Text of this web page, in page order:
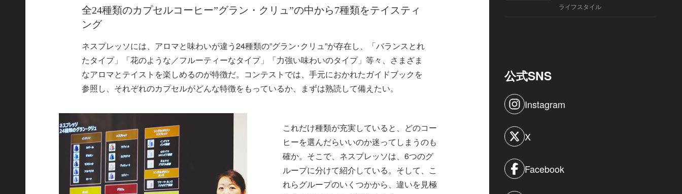
全24種類のカプセルコーヒー”グラン・クリュ”の中から7種類をテイスティ
ング
ネスプレッソには、アロマと味わいが違う24種類の”グラン･クリュ”が存在し、「バランスとれ
たタイプ」「花のような／フルーティーなタイプ」「力強い味わいのタイプ」等々、さまざま
なアロマとテイストを楽しめるのが特徴だ。コンテストでは、手元におかれたガイドブックを
参照し、それぞれのカプセルがどんな特徴をもっているか、まずは熟読して備えたい。
これだけ種類が充実していると、どのコー
ヒーを選んだらいいのか迷ってしまうのも
確か。そこで、ネスプレッソは、6つのグ
ループに分けて紹介している。そして、こ
れらグループのいくつかから、違いを見極
ライフスタイル
公式SNS
Instagram
X
Facebook